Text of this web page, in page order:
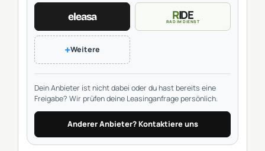
eleasa RIDE
RAD IM DIENST
+Weitere
Dein Anbieter ist nicht dabei oder du hast bereits eine
Freigabe? Wir prüfen deine Leasinganfrage persönlich.
Anderer Anbieter? Kontaktiere uns